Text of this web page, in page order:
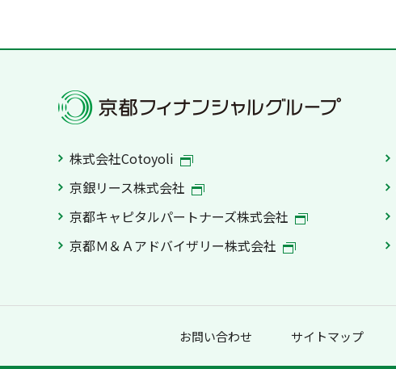
株式会社Cotoyoli
京銀リース株式会社
京都キャピタルパートナーズ株式会社
京都Ｍ＆Ａアドバイザリー株式会社
お問い合わせ サイトマップ